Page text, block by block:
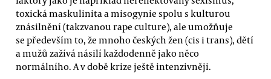
toxická maskulinita a misogynie spolu s kulturou
znásilnění (takzvanou rape culture), ale umožňuje
se především to, že mnoho českých žen (cis i trans), dětí
a mužů zažívá násilí každodenně jako něco
normálního. A v době krize ještě intenzivněji.